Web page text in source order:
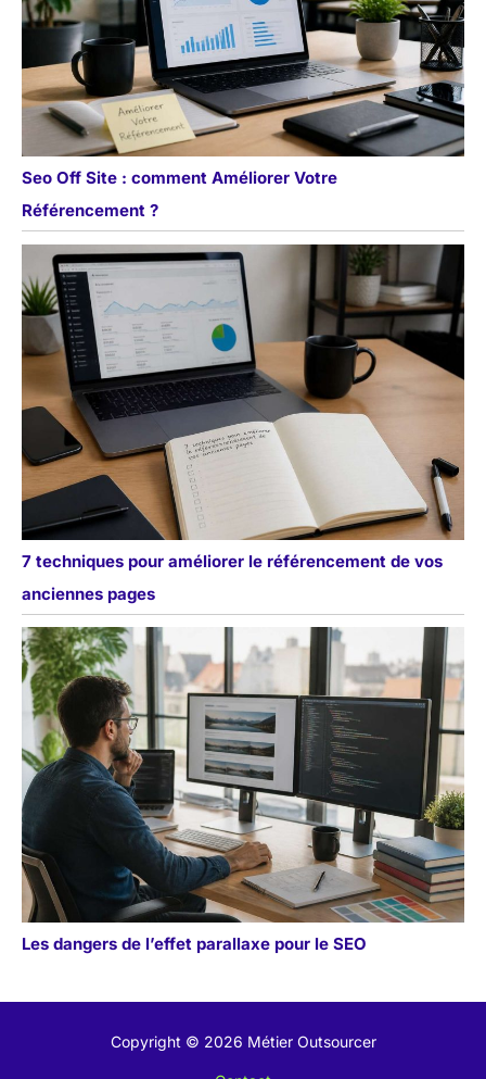
Seo Off Site : comment Améliorer Votre
Référencement ?
7 techniques pour améliorer le référencement de vos
anciennes pages
Les dangers de l’effet parallaxe pour le SEO
Copyright © 2026 Métier Outsourcer